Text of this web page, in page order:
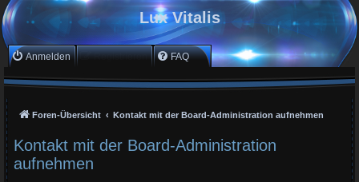
Lux Vitalis
Anmelden Registrieren FAQ
Foren-Übersicht Kontakt mit der Board-Administration aufnehmen
Kontakt mit der Board-Administration
aufnehmen